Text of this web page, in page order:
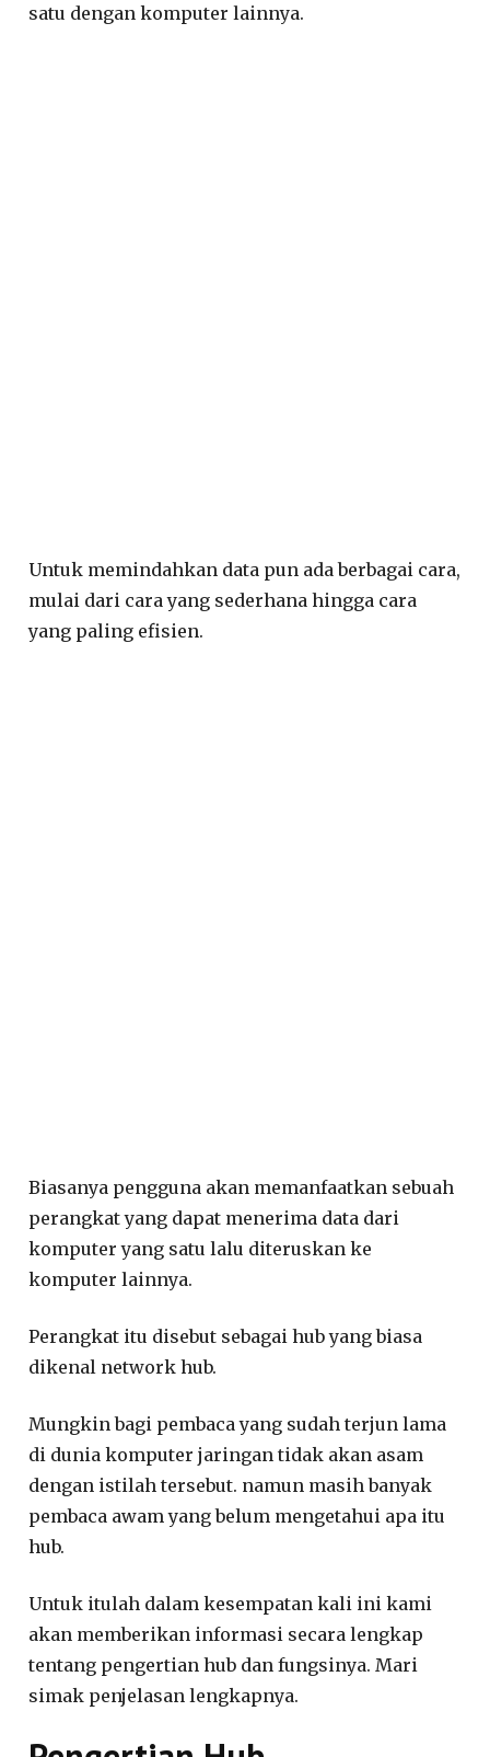
satu dengan komputer lainnya.
Untuk memindahkan data pun ada berbagai cara,
mulai dari cara yang sederhana hingga cara
yang paling efisien.
Biasanya pengguna akan memanfaatkan sebuah
perangkat yang dapat menerima data dari
komputer yang satu lalu diteruskan ke
komputer lainnya.
Perangkat itu disebut sebagai hub yang biasa
dikenal network hub.
Mungkin bagi pembaca yang sudah terjun lama
di dunia komputer jaringan tidak akan asam
dengan istilah tersebut. namun masih banyak
pembaca awam yang belum mengetahui apa itu
hub.
Untuk itulah dalam kesempatan kali ini kami
akan memberikan informasi secara lengkap
tentang pengertian hub dan fungsinya. Mari
simak penjelasan lengkapnya.